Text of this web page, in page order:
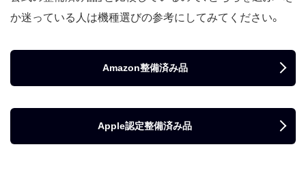
か迷っている人は機種選びの参考にしてみてください。
Amazon整備済み品
Apple認定整備済み品